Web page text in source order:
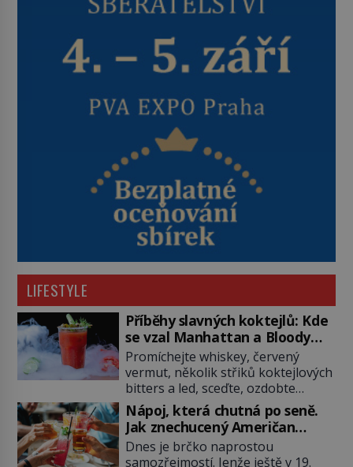
LIFESTYLE
Příběhy slavných koktejlů: Kde
se vzal Manhattan a Bloody
Mary?
Promíchejte whiskey, červený
vermut, několik střiků koktejlových
bitters a led, sceďte, ozdobte
koktejlovou třešinkou a tadá…
Manhattan je tu! A pokud to má být
skutečně on, dejte si pozor, ať
místo klasické americké rye
Nápoj, která chutná po seně.
Jak znechucený Američan
vymyslel brčko
Dnes je brčko naprostou
samozřejmostí. Jenže ještě v 19.